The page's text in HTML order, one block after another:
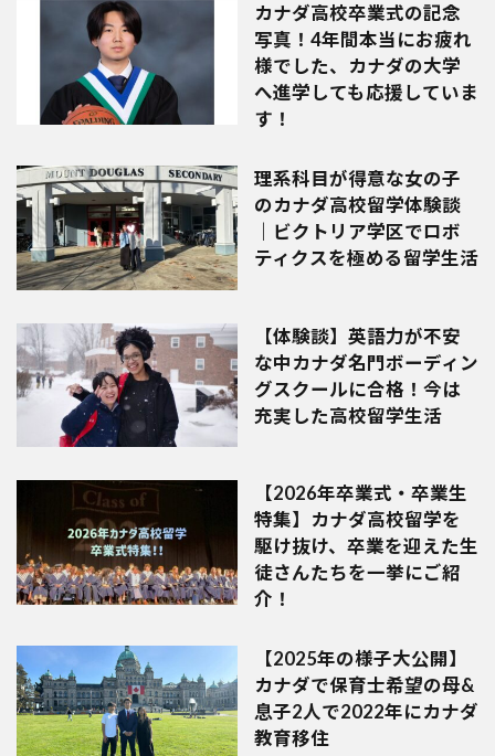
カナダ高校卒業式の記念
写真！4年間本当にお疲れ
様でした、カナダの大学
へ進学しても応援していま
す！
理系科目が得意な女の子
のカナダ高校留学体験談
｜ビクトリア学区でロボ
ティクスを極める留学生活
【体験談】英語力が不安
な中カナダ名門ボーディン
グスクールに合格！今は
充実した高校留学生活
【2026年卒業式・卒業生
特集】カナダ高校留学を
駆け抜け、卒業を迎えた生
徒さんたちを一挙にご紹
介！
【2025年の様子大公開】
カナダで保育士希望の母&
息子2人で2022年にカナダ
教育移住